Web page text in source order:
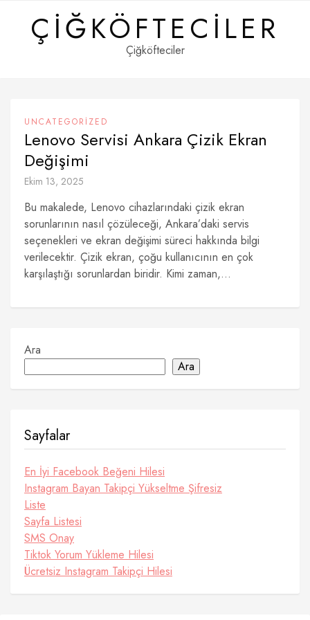
ÇIĞKÖFTECILER
Çiğköfteciler
UNCATEGORIZED
Lenovo Servisi Ankara Çizik Ekran
Değişimi
Ekim 13, 2025
Bu makalede, Lenovo cihazlarındaki çizik ekran
sorunlarının nasıl çözüleceği, Ankara’daki servis
seçenekleri ve ekran değişimi süreci hakkında bilgi
verilecektir. Çizik ekran, çoğu kullanıcının en çok
karşılaştığı sorunlardan biridir. Kimi zaman,...
Ara
Ara
Sayfalar
En İyi Facebook Beğeni Hilesi
Instagram Bayan Takipçi Yükseltme Şifresiz
Liste
Sayfa Listesi
SMS Onay
Tiktok Yorum Yükleme Hilesi
Ücretsiz Instagram Takipçi Hilesi